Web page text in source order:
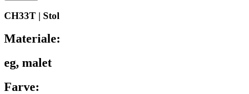
CH33T | Stol
Materiale:
eg, malet
Farve: